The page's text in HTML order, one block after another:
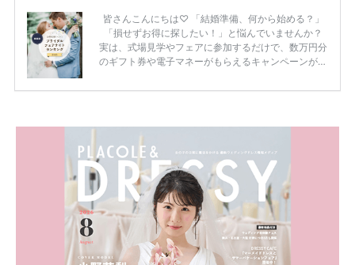
皆さんこんにちは♡ 「結婚準備、何から始める？」
「損せずお得に探したい！」と悩んでいませんか？
実は、式場見学やフェアに参加するだけで、数万円分
のギフト券や電子マネーがもらえるキャンペーンがあ
ため、比較せずに選ぶと損をしてしまうことも……。
内容：特典金額・条件・応募方法・注意点 「どこが
一番お得？」「プラコレの特典は？」といった疑問も
解決します。 まずは診断で候補を絞れる「ウェディ
ング診断」か、体験型 […]
続きを読む